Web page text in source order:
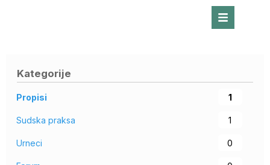
Kategorije
Propisi 1
Sudska praksa 1
Urneci 0